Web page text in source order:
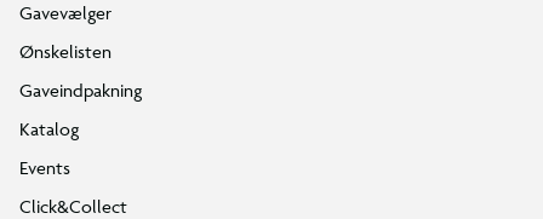
Gavevælger
Ønskelisten
Gaveindpakning
Katalog
Events
Click&Collect